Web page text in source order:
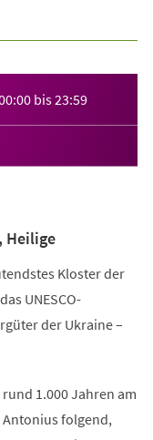
bis23:59
Heilige
Kloster der
UNESCO-
der Ukraine –
1.000 Jahren am
Antonius folgend,